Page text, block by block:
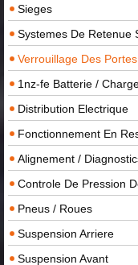
Sieges
Systemes De Retenue
Verrouillage Des Portes
1nz-fe Batterie /
Distribution Electrique
Fonctionnement En
Alignement /
Controle De Pression
Pneus / Roues
Suspension Arriere
Suspension Avant